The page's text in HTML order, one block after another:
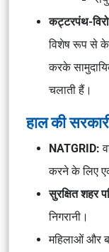
कट्टरपंथ-
विशेष रूप से
करके
चलाती हैं।
हाल की
NATGRID:
करने के लिए
सुरक्षित शहर
निगरानी।
महिलाओं और